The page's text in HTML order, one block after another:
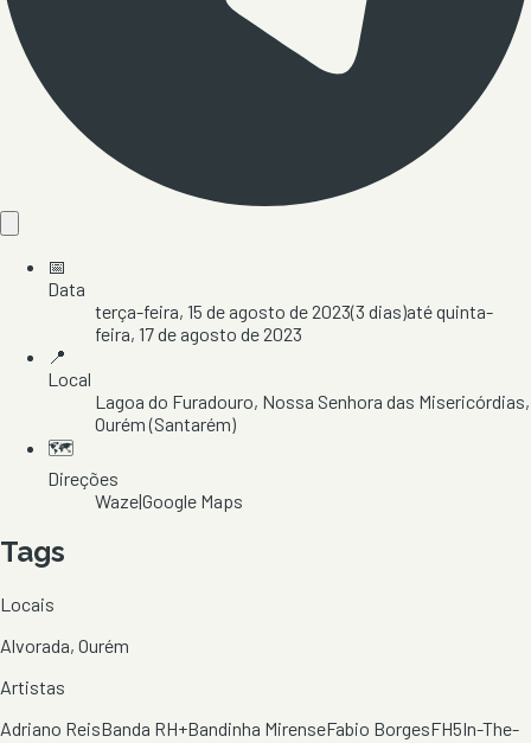
📅
Data
terça-feira, 15 de agosto de 2023(3 dias)atéquinta-
feira, 17 de agosto de 2023
📍
Local
Lagoa do Furadouro, Nossa Senhora das Misericórdias,
Ourém(Santarém)
🗺️
Direções
Waze|Google Maps
Tags
Locais
Alvorada, Ourém
Artistas
Adriano ReisBanda RH+Bandinha MirenseFabio BorgesFH5In-The-